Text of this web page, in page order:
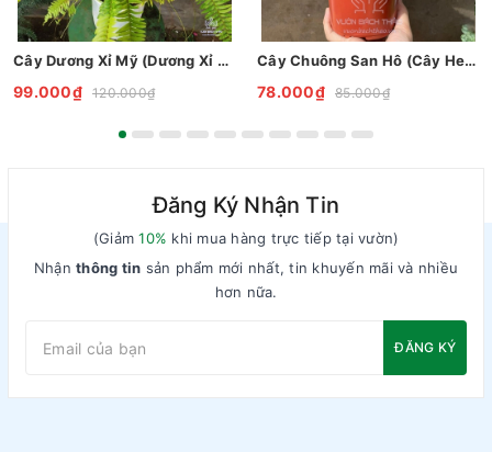
Cây Dương Xỉ Mỹ (Dương Xỉ Vàng)
99.000₫ 120.000₫
Cây Chuông San Hô (Cây Heuchera)
78.000₫ 85.000₫
Đăng Ký Nhận Tin
(Giảm10% khi mua hàng trực tiếp tại vườn)
Nhậnthông tin sản phẩm mới nhất, tin khuyến mãi và nhiều
hơn nữa.
ĐĂNG KÝ